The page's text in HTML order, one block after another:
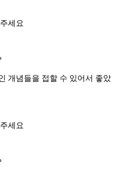
세요
개념들을 접할 수 있어서 좋았
세요